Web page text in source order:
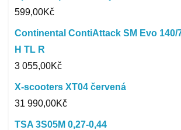
599,00Kč
Continental ContiAttack SM Evo 140/
H TL R
3 055,00Kč
X-scooters XT04 červená
31 990,00Kč
TSA 3S05M 0,27-0,44